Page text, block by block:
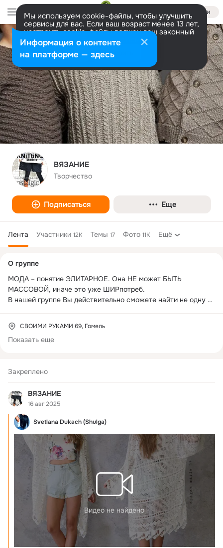
Войти
Мы используем cookie-файлы, чтобы улучшить
сервисы для вас. Если ваш возраст менее 13 лет,
настроить cookie-файлы должен ваш законный
представитель. Больше информации
Разрешить все Настроить
ВЯЗАНИЕ
Творчество
Подписаться Еще
Лента Участники 12K Темы 17 Фото 11K Ещё
Закреплено
ВЯЗАНИЕ
16 авг 2025
Svetlana Dukach (Shulga)
Видео не найдено
колонка
О группе
МОДА – понятие ЭЛИТАРНОЕ. Она НЕ может БЫТЬ
МАССОВОЙ, иначе это уже ШИРпотреб.
В нашей группе Вы действительно сможете найти не одну
для Вас Это ИДЕИ для размышлений и ПИЩА для
ТВОРЧЕСКОГО ВДОХНОВЕНИЯ...
Давно ДОКАЗАНО, что ВЯЗАНИЕ – это не только
благотворно влияет на моторику рук, повышает
и умиротворению...
СВОИМИ РУКАМИ 69, Гомель
Показать еще
Информация о контенте
на платформе — здесь